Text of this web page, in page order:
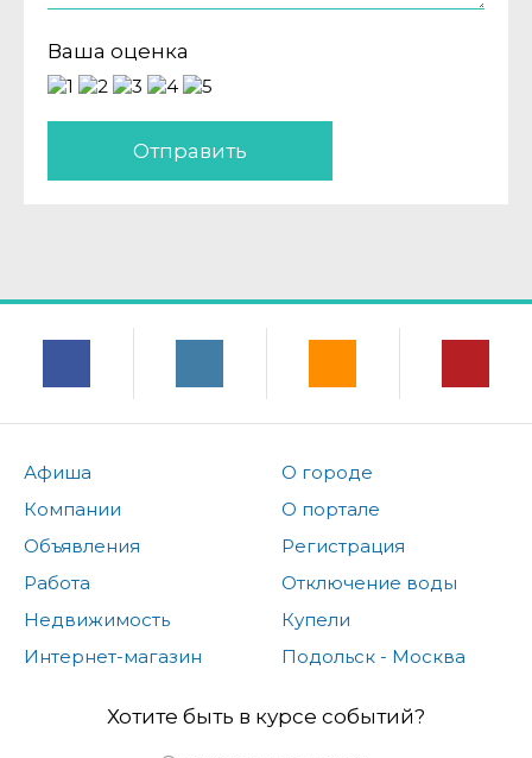
Ваша оценка
Отправить
Афиша
Компании
Объявления
Работа
Недвижимость
Интернет-магазин
О городе
О портале
Регистрация
Отключение воды
Купели
Подольск - Москва
Хотите быть в курсе событий?